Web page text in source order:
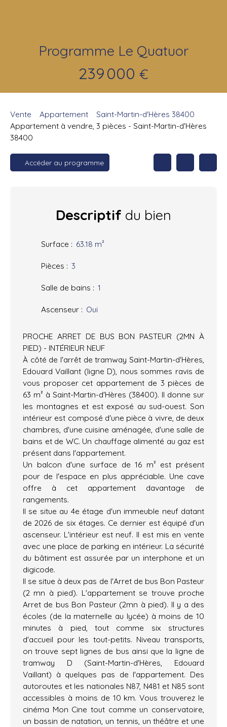
Programme Le Quatuor
239 000 €
Vente Appartement
Saint-Martin-d'Hères 38400
Appartement à vendre, 3 pièces - Saint-Martin-d'Hères
38400
Accéder au programme
Descriptif du bien
Surface : 63.18 m²
Pièces : 3
Salle de bains : 1
Ascenseur : Oui
PROCHE ARRET DE BUS BON PASTEUR (2MN À
PIED) - INTÉRIEUR NEUF
À côté de l'arrêt de tramway Saint-Martin-d'Hères,
Edouard Vaillant (ligne D), nous sommes ravis de
vous proposer cet appartement de 3 pièces de
63 m² à Saint-Martin-d'Hères (38400). Il donne sur
les montagnes et est exposé au sud-ouest. Son
intérieur est composé d'une pièce à vivre, de deux
chambres, d'une cuisine aménagée, d'une salle de
bains et de WC. Un chauffage alimenté au gaz est
présent dans l'appartement.
Un balcon d'une surface de 16 m² est présent
pour de l'espace en plus appréciable. Une cave
offre à cet appartement davantage de
rangements.
Il se situe au 4e étage d'un immeuble neuf datant
de 2026 de six étages. Ce dernier est équipé d'un
ascenseur. L'intérieur est neuf. Il est mis en vente
avec une place de parking en intérieur. La sécurité
du bâtiment est assurée par un interphone et un
digicode.
Il se situe à deux pas de l'Arret de bus Bon Pasteur
(2 mn à pied). L'appartement se trouve proche
Arret de bus Bon Pasteur (2mn à pied). Il y a des
écoles (de la maternelle au lycée) à moins de 10
minutes à pied, tout comme six structures
d'accueil pour les tout-petits. Niveau transports,
on trouve sept lignes de bus ainsi que la ligne de
tramway D (Saint-Martin-d'Hères, Edouard
Vaillant) à quelques pas de l'appartement. Des
autoroutes et les nationales N87, N481 et N85 sont
accessibles à moins de 10 km. Vous trouverez le
cinéma Mon Cine tout comme un conservatoire,
un bassin de natation, un tennis, un théâtre et une